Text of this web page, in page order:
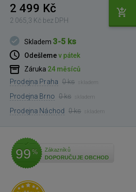
2 499 Kč
2 065,3 Kč bez DPH
Skladem3-5 ks
Odešlemev pátek
Záruka 24 měsíců
Prodejna Praha 0 ks skladem
Prodejna Brno 0 ks skladem
Prodejna Náchod 0 ks skladem
99 %
Zákazníků
DOPORUČUJE OBCHOD